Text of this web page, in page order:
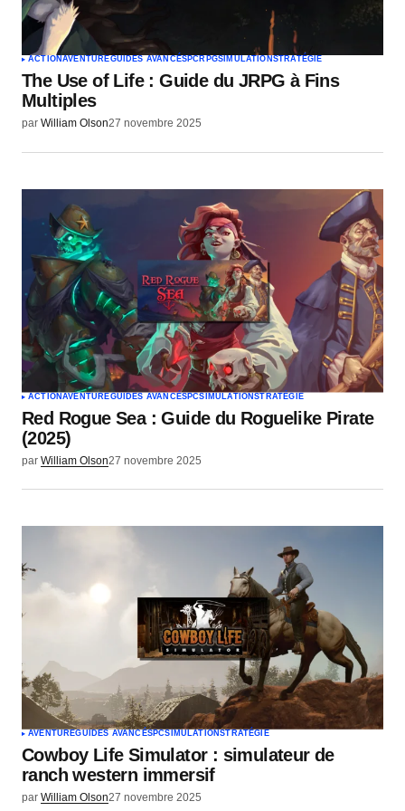
ACTIONAVENTUREGUIDES AVANCÉS PC RPGSIMULATION STRATÉGIE
The Use of Life : Guide du JRPG à Fins
Multiples
par William Olson27 novembre 2025
ACTIONAVENTUREGUIDES AVANCÉS PCSIMULATIONSTRATÉGIE
Red Rogue Sea : Guide du Roguelike Pirate
(2025)
par William Olson27 novembre 2025
AVENTUREGUIDES AVANCÉSPCSIMULATIONSTRATÉGIE
Cowboy Life Simulator : simulateur de
ranch western immersif
par William Olson27 novembre 2025